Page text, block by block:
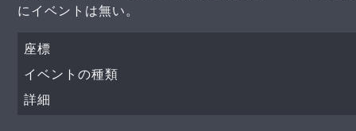
にイベントは無い。
座標
イベントの種類
詳細